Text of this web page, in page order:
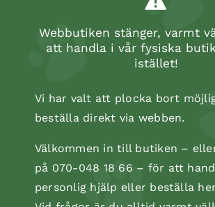
Webbutiken stänger, varmt
att handla i vår fysiska
istället!
Vi har valt att plocka bort
beställa direkt via webben.
Välkommen in till butiken –
på 070-048 18 66 – för att
personlig hjälp eller beställa